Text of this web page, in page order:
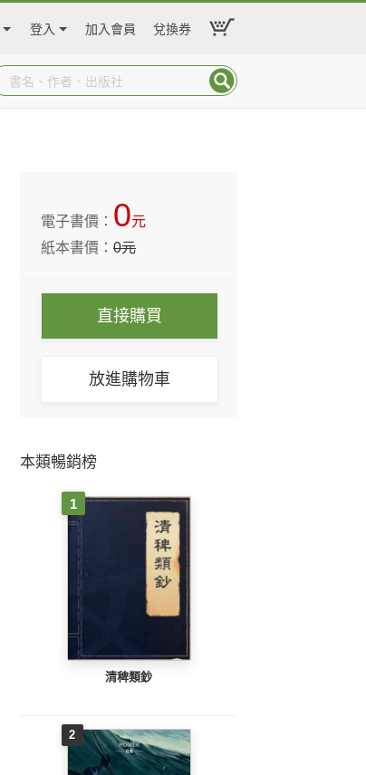
登入 加入會員 兌換券
電子書價： 0元
紙本書價：0元
直接購買
放進購物車
本類暢銷榜
1
清稗類鈔
2